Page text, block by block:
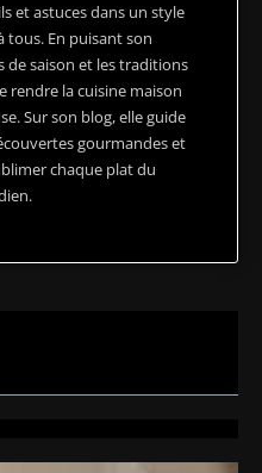
et astuces dans un style
tous. En puisant son
saison et les traditions
rendre la cuisine maison
Sur son blog, elle guide
gourmandes et
chaque plat du